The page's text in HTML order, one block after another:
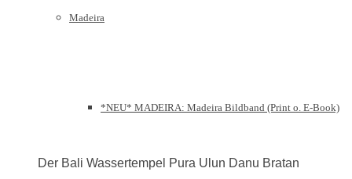
Madeira
*NEU* MADEIRA: Madeira Bildband (Print o. E-Book)
Der Bali Wassertempel Pura Ulun Danu Bratan